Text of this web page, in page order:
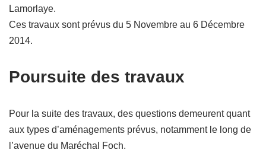
Lamorlaye.
Ces travaux sont prévus du 5 Novembre au 6 Décembre
2014.
Poursuite des travaux
Pour la suite des travaux, des questions demeurent quant
aux types d’aménagements prévus, notamment le long de
l’avenue du Maréchal Foch.